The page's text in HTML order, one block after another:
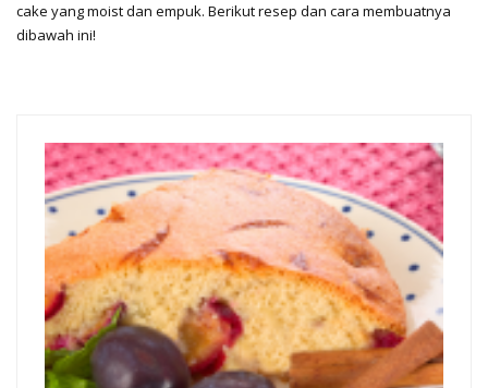
cake yang moist dan empuk. Berikut resep dan cara membuatnya
dibawah ini!